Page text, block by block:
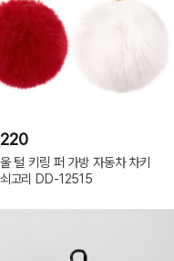
털 키링 퍼 가방 자동차 차키
고리 DD-12515